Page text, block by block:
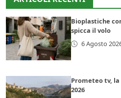
Bioplastiche
spicca il volo
6 Agosto
Prometeo tv,
2026